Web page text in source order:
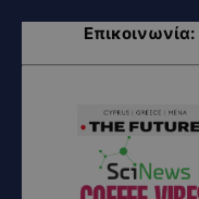
Επικοινωνία: